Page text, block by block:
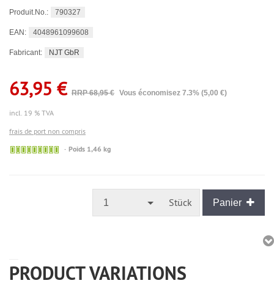
Produit.No.: 790327
EAN: 4048961099608
Fabricant: NJT GbR
63,95 € RRP 68,95 € Vous économisez 7.3% (5,00 €)
incl. 19 % TVA
frais de port non compris
🟢 Poids 1,46 kg
1 Stück Panier
PRODUCT VARIATIONS